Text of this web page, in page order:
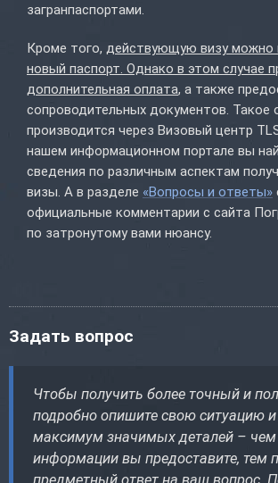
загранпаспортами.
Кроме того, действующую визу можно
новый паспорт. Однако в этом случае
дополнительная оплата, а также
сопроводительных документов. Такое
производится через Визовый центр
нашем информационном портале вы
сведения по различным аспектам
визы. А в разделе «Вопросы и ответы»
официальные комментарии с сайта
по затронутому вами нюансу.
Задать вопрос
Чтобы получить более точный и
подробно опишите свою ситуацию
максимум значимых деталей –
информации вы предоставите, тем